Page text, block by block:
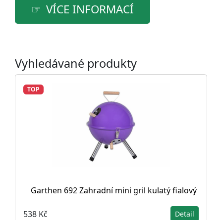
VÍCE INFORMACÍ
Vyhledávané produkty
TOP
Garthen 692 Zahradní mini gril kulatý fialový
538 Kč Detail